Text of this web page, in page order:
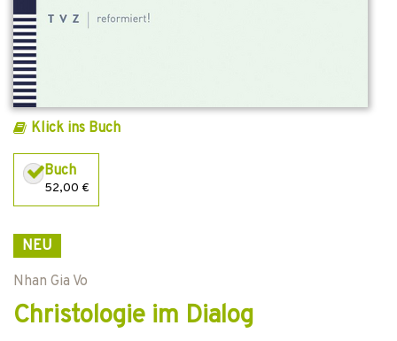
Klick ins Buch
Buch
52,00 €
NEU
Nhan Gia Vo
Christologie im Dialog